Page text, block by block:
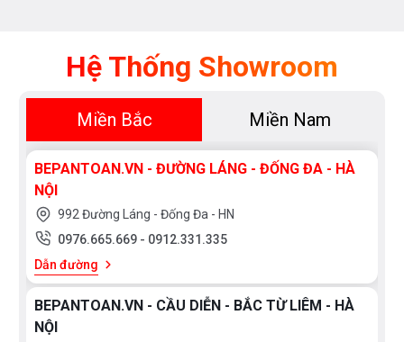
Hệ Thống Showroom
Miền Bắc Miền Nam
BEPANTOAN.VN - ĐƯỜNG LÁNG - ĐỐNG ĐA - HÀ
NỘI
992 Đường Láng - Đống Đa - HN
0976.665.669 - 0912.331.335
Dẫn đường
BEPANTOAN.VN - CẦU DIỄN - BẮC TỪ LIÊM - HÀ
NỘI